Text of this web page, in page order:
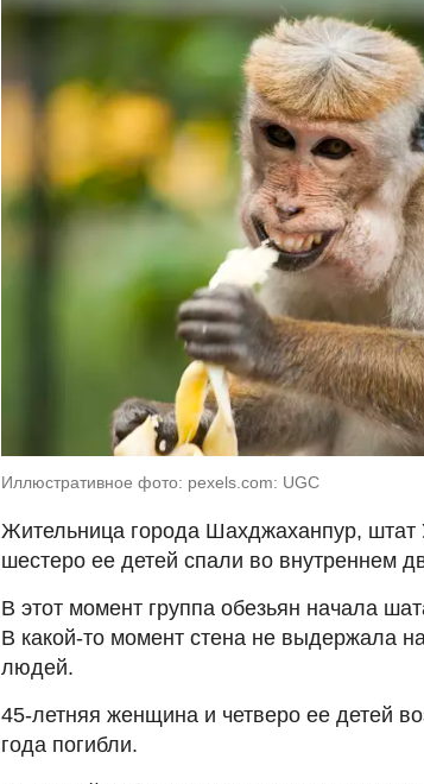
Иллюстративное фото: pexels.com: UGC
Жительница города Шахджаханпур,
шестеро ее детей спали во внутреннем
В этот момент группа обезьян начала
В какой-то момент стена не выдержала
людей.
45-летняя женщина и четверо ее детей
года погибли.